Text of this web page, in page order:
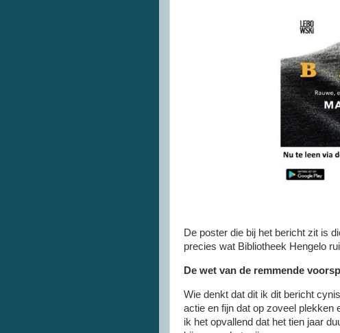
De poster die bij het bericht zit is
precies wat Bibliotheek Hengelo
De wet van de remmende
Wie denkt dat dit ik dit bericht
actie en fijn dat op zoveel plekken
ik het opvallend dat het tien jaar